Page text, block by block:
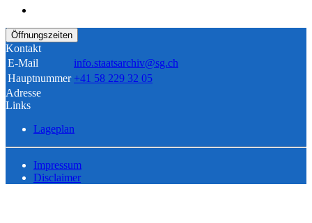
Öffnungszeiten
Kontakt
E-Mail
info.staatsarchiv@sg.ch
Hauptnummer +41 58 229 32 05
Adresse
Links
Lageplan
Impressum
Disclaimer